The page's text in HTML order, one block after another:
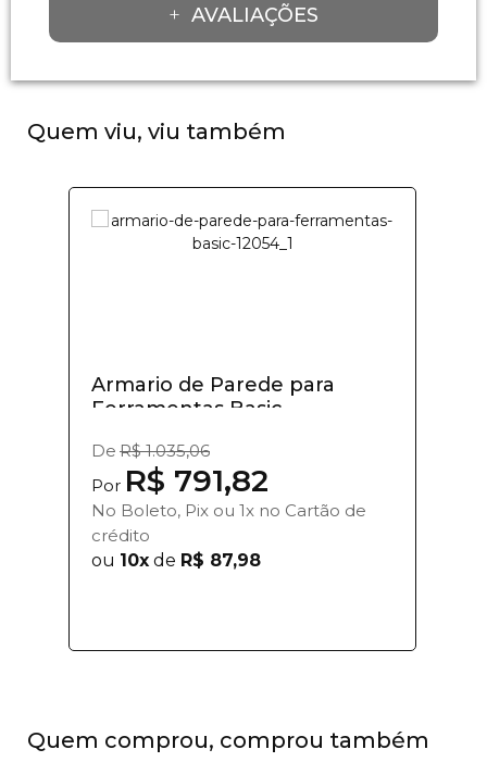
AVALIAÇÕES
Quem viu, viu também
Armario de Parede para
Ferramentas Basic
De R$ 1.035,06
Por R$ 791,82
No Boleto, Pix ou 1x no Cartão de
crédito
ou 10x de R$ 87,98
Quem comprou, comprou também